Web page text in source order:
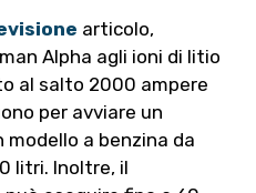
articolo,
Alpha agli ioni di litio
al salto 2000 ampere
per avviare un
a benzina da
litri. Inoltre, il